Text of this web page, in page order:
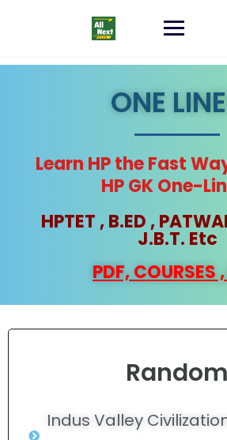
ONE
Learn HP the Fast
HP GK One-
HPTET , B.ED ,
J.B.T. Etc
PDF, COURSES
Random
Indus Valley